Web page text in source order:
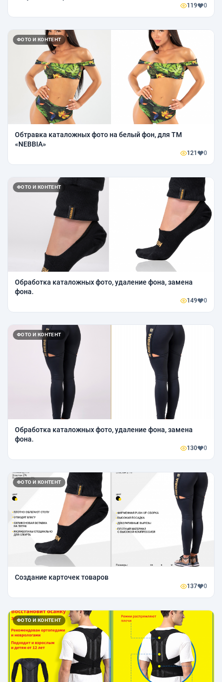
119 0
ФОТО И КОНТЕНТ
Обтравка каталожных фото на белый фон, для ТМ
«NEBBIA»
121 0
ФОТО И КОНТЕНТ
Обработка каталожных фото, удаление фона, замена
фона.
149 0
ФОТО И КОНТЕНТ
Обработка каталожных фото, удаление фона, замена
фона.
130 0
ФОТО И КОНТЕНТ
Создание карточек товаров
137 0
ФОТО И КОНТЕНТ